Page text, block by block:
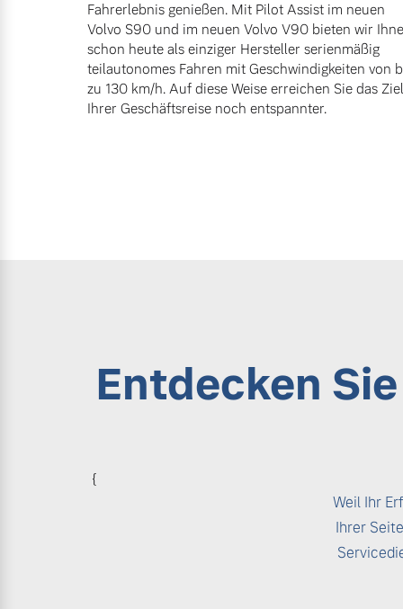
Fahrerlebnis genießen. Mit Pilot Assist im neuen
Volvo S90 und im neuen Volvo V90 bieten wir
schon heute als einziger Hersteller serienmäßig
teilautonomes Fahren mit Geschwindigkeiten von
zu 130 km/h. Auf diese Weise erreichen Sie das Ziel
Ihrer Geschäftsreise noch entspannter.
Entdecken
{
Weil Ihr
Ihrer